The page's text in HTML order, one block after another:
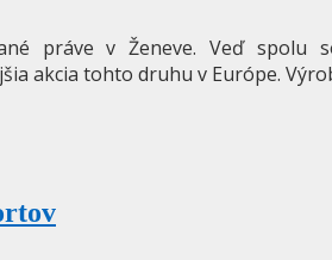
práve v Ženeve. Veď spolu
akcia tohto druhu v Európe.